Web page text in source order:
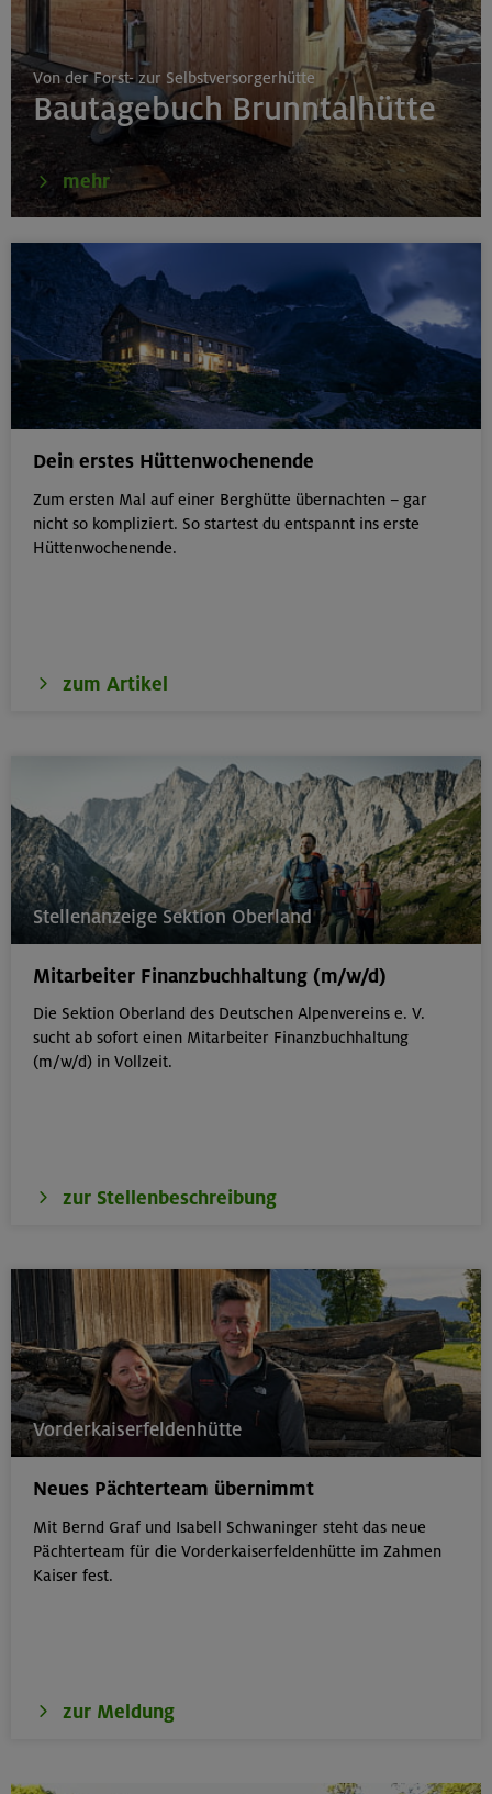
Von der Forst- zur Selbstversorgerhütte
Bautagebuch Brunntalhütte
mehr
Dein erstes Hüttenwochenende
Zum ersten Mal auf einer Berghütte übernachten – gar
nicht so kompliziert. So startest du entspannt ins erste
Hüttenwochenende.
zum Artikel
Stellenanzeige Sektion Oberland
Mitarbeiter Finanzbuchhaltung (m/w/d)
Die Sektion Oberland des Deutschen Alpenvereins e. V.
sucht ab sofort einen Mitarbeiter Finanzbuchhaltung
(m/w/d) in Vollzeit.
zur Stellenbeschreibung
Vorderkaiserfeldenhütte
Neues Pächterteam übernimmt
Mit Bernd Graf und Isabell Schwaninger steht das neue
Pächterteam für die Vorderkaiserfeldenhütte im Zahmen
Kaiser fest.
zur Meldung